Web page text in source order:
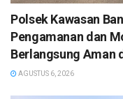
Polsek Kawasan
Pengamanan dan
Berlangsung Aman
AGUSTUS 6, 2026